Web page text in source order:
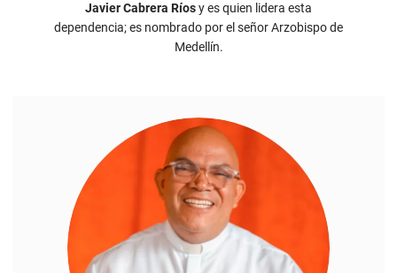
Javier Cabrera Ríosy es quien lidera esta
dependencia; es nombrado por el señor Arzobispo de
Medellín.